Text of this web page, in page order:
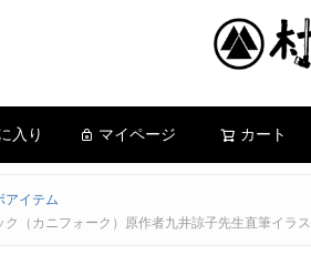
入り マイページ カート
イテム
（カニフォーク）原作者九井諒子先生直筆イ